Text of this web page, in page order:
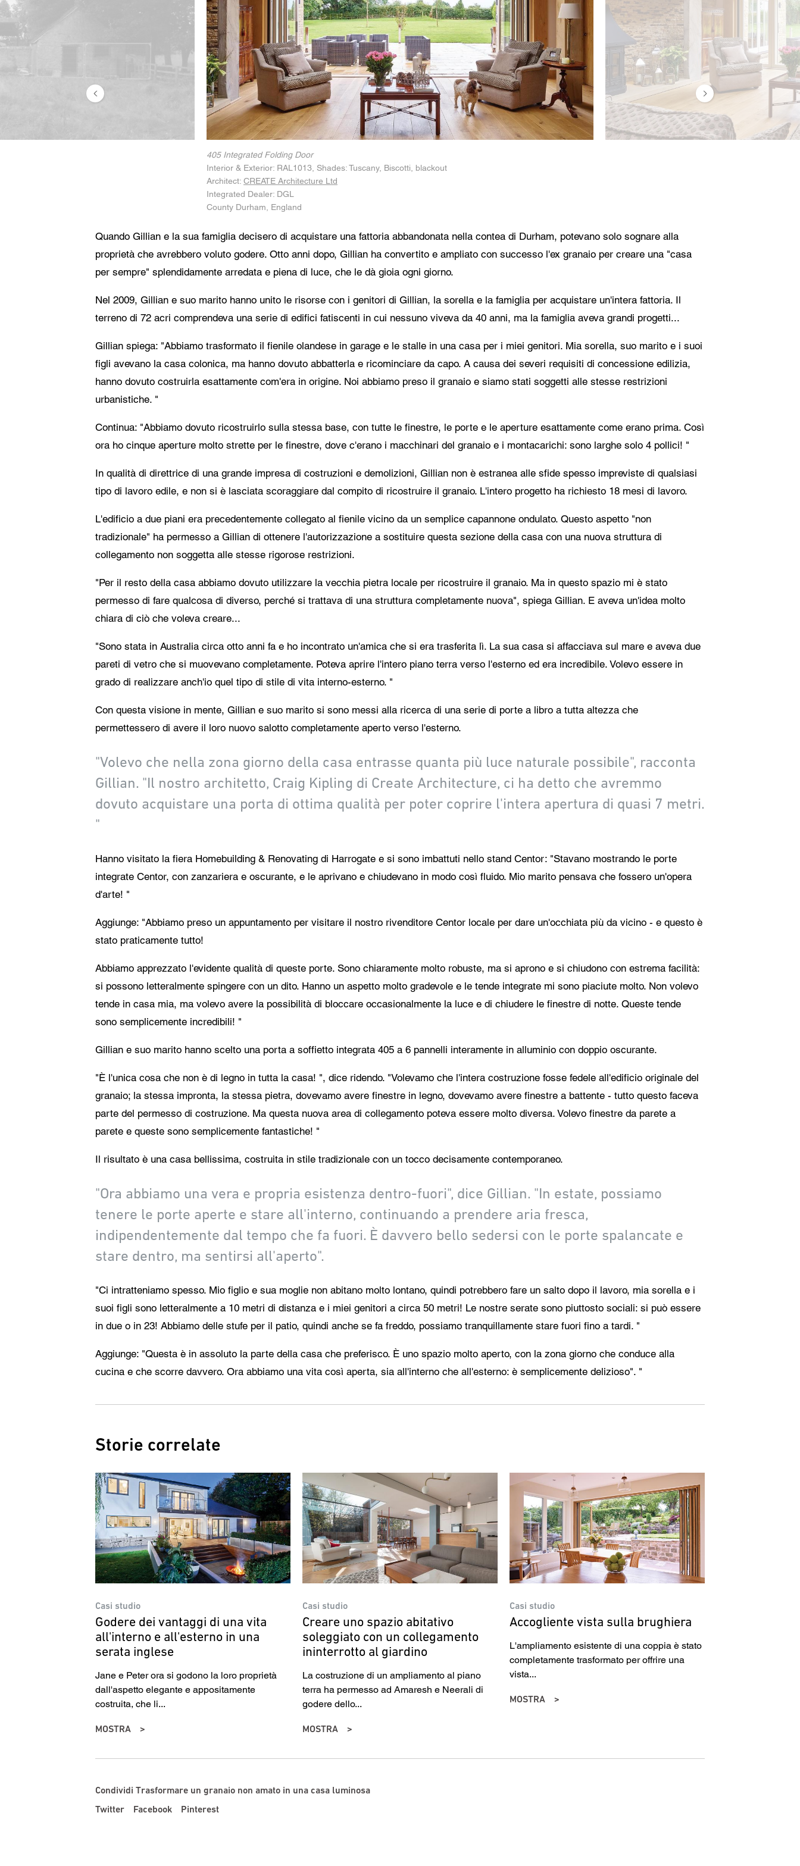
405 Integrated Folding Door
Interior & Exterior: RAL1013, Shades: Tuscany, Biscotti, blackout
Architect: CREATE Architecture Ltd
Integrated Dealer: DGL
County Durham, England
Quando Gillian e la sua famiglia decisero di acquistare una fattoria abbandonata nella contea di Durham, potevano solo sognare alla
proprietà che avrebbero voluto godere. Otto anni dopo, Gillian ha convertito e ampliato con successo l'ex granaio per creare una "casa
per sempre" splendidamente arredata e piena di luce, che le dà gioia ogni giorno.
Nel 2009, Gillian e suo marito hanno unito le risorse con i genitori di Gillian, la sorella e la famiglia per acquistare un'intera fattoria. Il
terreno di 72 acri comprendeva una serie di edifici fatiscenti in cui nessuno viveva da 40 anni, ma la famiglia aveva grandi progetti...
Gillian spiega: "Abbiamo trasformato il fienile olandese in garage e le stalle in una casa per i miei genitori. Mia sorella, suo marito e i suoi
figli avevano la casa colonica, ma hanno dovuto abbatterla e ricominciare da capo. A causa dei severi requisiti di concessione edilizia,
hanno dovuto costruirla esattamente com'era in origine. Noi abbiamo preso il granaio e siamo stati soggetti alle stesse restrizioni
urbanistiche. "
Continua: "Abbiamo dovuto ricostruirlo sulla stessa base, con tutte le finestre, le porte e le aperture esattamente come erano prima. Così
ora ho cinque aperture molto strette per le finestre, dove c'erano i macchinari del granaio e i montacarichi: sono larghe solo 4 pollici! "
In qualità di direttrice di una grande impresa di costruzioni e demolizioni, Gillian non è estranea alle sfide spesso impreviste di qualsiasi
tipo di lavoro edile, e non si è lasciata scoraggiare dal compito di ricostruire il granaio. L'intero progetto ha richiesto 18 mesi di lavoro.
L'edificio a due piani era precedentemente collegato al fienile vicino da un semplice capannone ondulato. Questo aspetto "non
tradizionale" ha permesso a Gillian di ottenere l'autorizzazione a sostituire questa sezione della casa con una nuova struttura di
collegamento non soggetta alle stesse rigorose restrizioni.
"Per il resto della casa abbiamo dovuto utilizzare la vecchia pietra locale per ricostruire il granaio. Ma in questo spazio mi è stato
permesso di fare qualcosa di diverso, perché si trattava di una struttura completamente nuova", spiega Gillian. E aveva un'idea molto
chiara di ciò che voleva creare...
"Sono stata in Australia circa otto anni fa e ho incontrato un'amica che si era trasferita lì. La sua casa si affacciava sul mare e aveva due
pareti di vetro che si muovevano completamente. Poteva aprire l'intero piano terra verso l'esterno ed era incredibile. Volevo essere in
grado di realizzare anch'io quel tipo di stile di vita interno-esterno. "
Con questa visione in mente, Gillian e suo marito si sono messi alla ricerca di una serie di porte a libro a tutta altezza che
permettessero di avere il loro nuovo salotto completamente aperto verso l'esterno.
"Volevo che nella zona giorno della casa entrasse quanta più luce naturale possibile", racconta
Gillian. "Il nostro architetto, Craig Kipling di Create Architecture, ci ha detto che avremmo
dovuto acquistare una porta di ottima qualità per poter coprire l'intera apertura di quasi 7 metri.
"
Hanno visitato la fiera Homebuilding & Renovating di Harrogate e si sono imbattuti nello stand Centor: "Stavano mostrando le porte
integrate Centor, con zanzariera e oscurante, e le aprivano e chiudevano in modo così fluido. Mio marito pensava che fossero un'opera
d'arte! "
Aggiunge: "Abbiamo preso un appuntamento per visitare il nostro rivenditore Centor locale per dare un'occhiata più da vicino - e questo è
stato praticamente tutto!
Abbiamo apprezzato l'evidente qualità di queste porte. Sono chiaramente molto robuste, ma si aprono e si chiudono con estrema facilità:
si possono letteralmente spingere con un dito. Hanno un aspetto molto gradevole e le tende integrate mi sono piaciute molto. Non volevo
tende in casa mia, ma volevo avere la possibilità di bloccare occasionalmente la luce e di chiudere le finestre di notte. Queste tende
sono semplicemente incredibili! "
Gillian e suo marito hanno scelto una porta a soffietto integrata 405 a 6 pannelli interamente in alluminio con doppio oscurante.
"È l'unica cosa che non è di legno in tutta la casa! ", dice ridendo. "Volevamo che l'intera costruzione fosse fedele all'edificio originale del
granaio; la stessa impronta, la stessa pietra, dovevamo avere finestre in legno, dovevamo avere finestre a battente - tutto questo faceva
parte del permesso di costruzione. Ma questa nuova area di collegamento poteva essere molto diversa. Volevo finestre da parete a
parete e queste sono semplicemente fantastiche! "
Il risultato è una casa bellissima, costruita in stile tradizionale con un tocco decisamente contemporaneo.
"Ora abbiamo una vera e propria esistenza dentro-fuori", dice Gillian. "In estate, possiamo
tenere le porte aperte e stare all'interno, continuando a prendere aria fresca,
indipendentemente dal tempo che fa fuori. È davvero bello sedersi con le porte spalancate e
stare dentro, ma sentirsi all'aperto".
"Ci intratteniamo spesso. Mio figlio e sua moglie non abitano molto lontano, quindi potrebbero fare un salto dopo il lavoro, mia sorella e i
suoi figli sono letteralmente a 10 metri di distanza e i miei genitori a circa 50 metri! Le nostre serate sono piuttosto sociali: si può essere
in due o in 23! Abbiamo delle stufe per il patio, quindi anche se fa freddo, possiamo tranquillamente stare fuori fino a tardi. "
Aggiunge: "Questa è in assoluto la parte della casa che preferisco. È uno spazio molto aperto, con la zona giorno che conduce alla
cucina e che scorre davvero. Ora abbiamo una vita così aperta, sia all'interno che all'esterno: è semplicemente delizioso". "
Storie correlate
Casi studio
Godere dei vantaggi di una vita
all'interno e all'esterno in una
serata inglese
Jane e Peter ora si godono la loro proprietà
dall'aspetto elegante e appositamente
costruita, che li...
MOSTRA
Casi studio
Creare uno spazio abitativo
soleggiato con un collegamento
ininterrotto al giardino
La costruzione di un ampliamento al piano
terra ha permesso ad Amaresh e Neerali di
godere dello...
MOSTRA
Casi studio
Accogliente vista sulla brughiera
L'ampliamento esistente di una coppia è stato
completamente trasformato per offrire una
vista...
MOSTRA
Condividi Trasformare un granaio non amato in una casa luminosa
Twitter
Facebook Pinterest
Consenso alla protezione dei dati
Acconsento all'inoltro dei miei dati personali nei campi del modulo di cui sopra al rivenditore
Centor più vicino o a un dipendente Centor responsabile che mi possa contattare ai fini della
mia richiesta.
L'utilizzo dei vostri dati personali sarà conforme a tutte le linee guida sulla protezione dei dati.